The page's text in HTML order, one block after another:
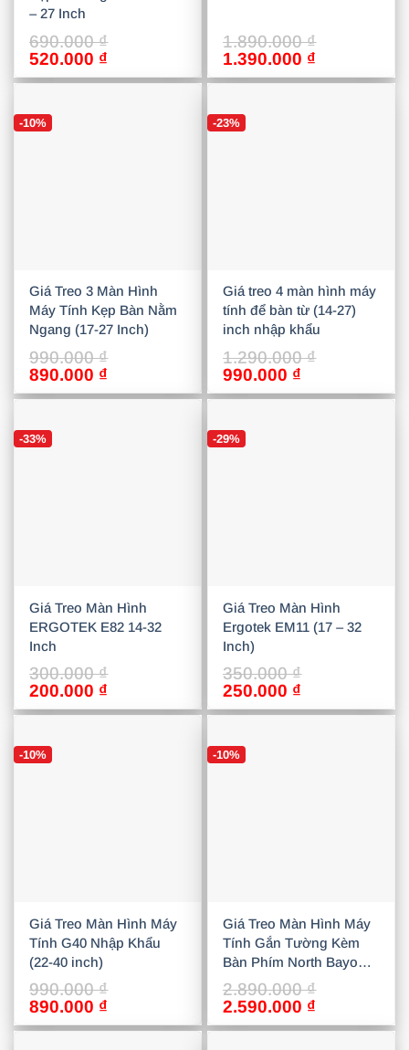
– 27 Inch
690.000₫
Giá
gốc
690.000 ₫.
520.000 ₫
hiện
1.890.000₫
Giá
gốc
1.890.000 ₫.
1.390.000 ₫
hiện
-10%
Giá Treo 3 Màn Hình
Máy Tính Kẹp Bàn Nằm
Ngang (17-27 Inch)
990.000₫
Giá
gốc
990.000 ₫.
890.000 ₫
hiện
-23%
Giá treo 4 màn hình máy
tính để bàn từ (14-27)
inch nhập khẩu
1.290.000₫
Giá
gốc
1.290.000 ₫.
990.000 ₫
hiện
-33%
Giá Treo Màn Hình
ERGOTEK E82 14-32
Inch
300.000₫
Giá
gốc
300.000 ₫.
200.000 ₫
hiện
-29%
Giá Treo Màn Hình
Ergotek EM11 (17 – 32
Inch)
350.000₫
Giá
gốc
350.000 ₫.
250.000 ₫
hiện
-10%
Giá Treo Màn Hình Máy
Tính G40 Nhập Khẩu
(22-40 inch)
990.000₫
Giá
gốc
890.000 ₫
hiện
-10%
Giá Treo Màn Hình Máy
Tính Gắn Tường Kèm
Bàn Phím North Bayou
MB32 (19-27 Inch) Nhập
Khẩu
2.890.000₫
Giá
gốc
2.590.000 ₫
hiện